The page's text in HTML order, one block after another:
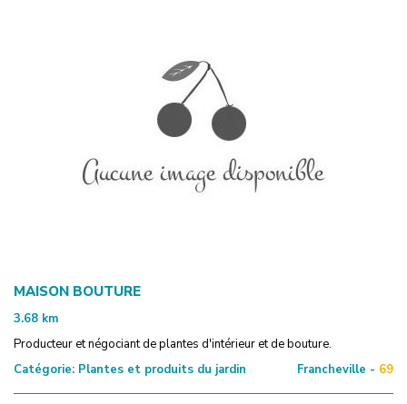
MAISON BOUTURE
3.68 km
Producteur et négociant de plantes d'intérieur et de bouture.
Catégorie: Plantes et produits du jardin Francheville - 69